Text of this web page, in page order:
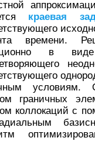
краевая
времени.
в
условиям.
граничных
коллокаций с